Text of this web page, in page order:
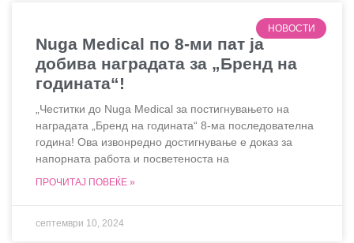
НОВОСТИ
Nuga Medical по 8-ми пат ја
добива наградата за „Бренд на
годината“!
„Честитки до Nuga Medical за постигнувањето на
наградата „Бренд на годината“ 8-ма последователна
година! Ова извонредно достигнување е доказ за
напорната работа и посветеноста на
ПРОЧИТАЈ ПОВЕЌЕ »
септември 10, 2024